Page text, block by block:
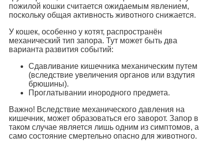
пожилой кошки считается ожидаемым явлением,
поскольку общая активность животного снижается.
У кошек, особенно у котят, распространён
механический тип запора. Тут может быть два
варианта развития событий:
Сдавливание кишечника механическим путем
(вследствие увеличения органов или вздутия
брюшины).
Проглатывании инородного предмета.
Важно! Вследствие механического давления на
кишечник, может образоваться его заворот. Запор в
таком случае является лишь одним из симптомов, а
само состояние смертельно опасно для животного.